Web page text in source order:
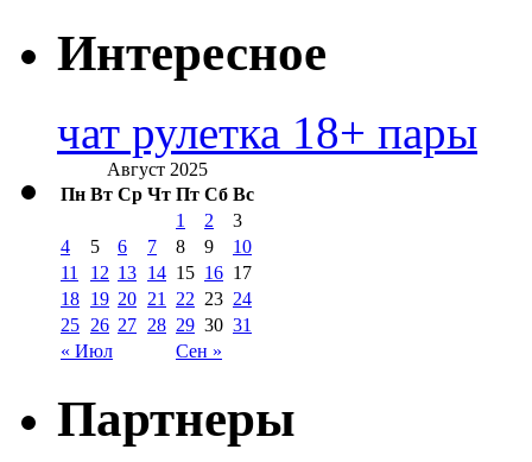
Интересное
чат рулетка 18+ пары
Август 2025
Пн Вт Ср Чт Пт Сб Вс
« Июл Сен »
1 2
3
4
5 6 7 8 9
10
11
12 13 14 15 16 17
18 19 20 21 22 23 24
25 26 27 28 29 30 31
Партнеры